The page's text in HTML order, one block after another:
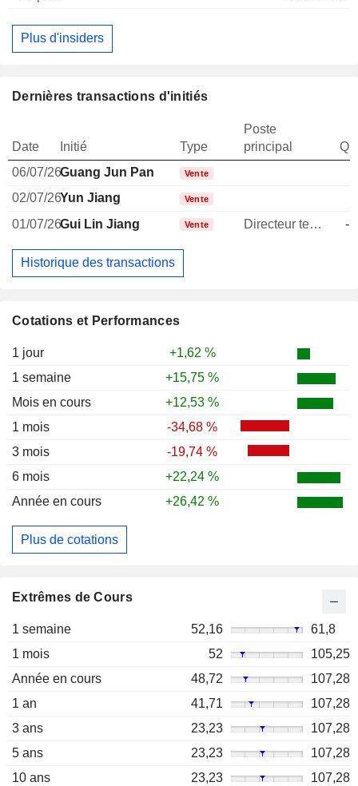
Cotations et Performances
1 jour
+1,62 %
1 semaine
+15,75 %
Mois en cours
+12,53 %
1 mois
-34,68 %
3 mois
-19,74 %
6 mois
+22,24 %
Année en cours
+26,42 %
Plus de cotations
Extrêmes de Cours
1 semaine 52,16
61,8
1 mois
52
105,25
Année en cours
48,72
107,28
1 an
41,71
107,28
3 ans
23,23
107,28
5 ans
23,23
107,28
10 ans
23,23 107,28
Plus d'insiders
Dernières transactions d'initiés
Date Initié Type
Poste
principal
06/07/26Guang Jun Pan Vente
02/07/26Yun Jiang Vente
01/07/26Gui Lin Jiang Vente Directeur technique -
Historique des transactions